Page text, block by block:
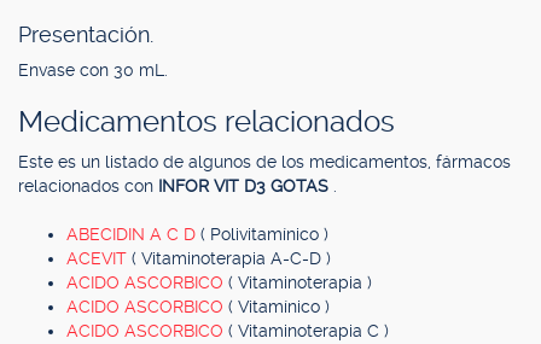
Presentación.
Envase con 30 mL.
Medicamentos relacionados
Este es un listado de algunos de los medicamentos, fármacos
relacionados con INFOR VIT D3 GOTAS
ABECIDIN A C D ( Polivitamínico )
ACEVIT ( Vitaminoterapia A-C-D )
ACIDO ASCORBICO ( Vitaminoterapia )
ACIDO ASCORBICO ( Vitamínico )
ACIDO ASCORBICO ( Vitaminoterapia C )